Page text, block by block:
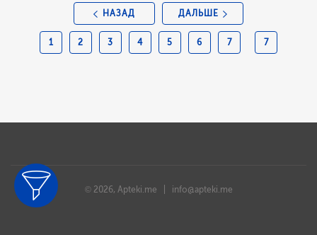
НАЗАД
1 2 3 4 5 6 7 7
ДАЛЬШЕ
© 2026, Apteki.me | info@apteki.me